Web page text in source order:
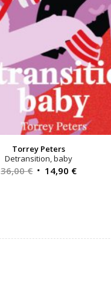
Torrey Peters
Detransition, baby
36,00€ Alkuperäinen
14,90 €Nykyinen